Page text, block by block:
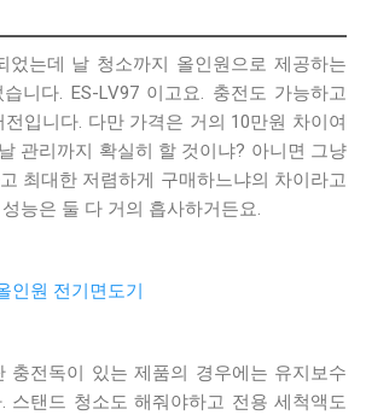
었는데 날 청소까지 올인원으로 제공하는
니다. ES-LV97 이고요. 충전도 가능하고
입니다. 다만 가격은 거의 10만원 차이여
관리까지 확실히 할 것이냐? 아니면 그냥
최대한 저렴하게 구매하느냐의 차이라고
능은 둘 다 거의 흡사하거든요.
인원 전기면도기
충전독이 있는 제품의 경우에는 유지보수
스탠드 청소도 해줘야하고 전용 세척액도